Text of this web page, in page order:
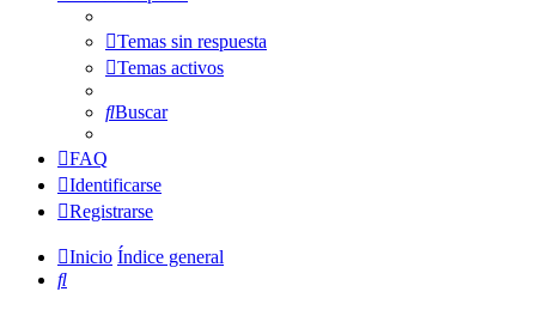
Temas sin respuesta
Temas activos
Buscar
FAQ
Identificarse
Registrarse
Inicio Índice general
Buscar